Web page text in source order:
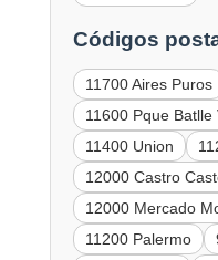
Códigos
11700 Aires Puros
11600 Pque Batlle
11400 Union
12000 Castro
12000 Mercado
11200 Palermo